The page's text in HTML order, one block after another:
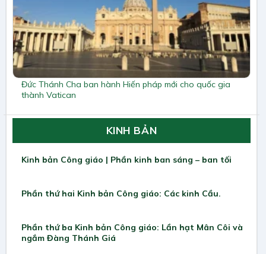
Đức Thánh Cha ban hành Hiến pháp mới cho quốc gia
thành Vatican
KINH BẢN
Kinh bản Công giáo | Phần kinh ban sáng – ban tối
Phần thứ hai Kinh bản Công giáo: Các kinh Cầu.
Phần thứ ba Kinh bản Công giáo: Lần hạt Mân Côi và
ngắm Đàng Thánh Giá